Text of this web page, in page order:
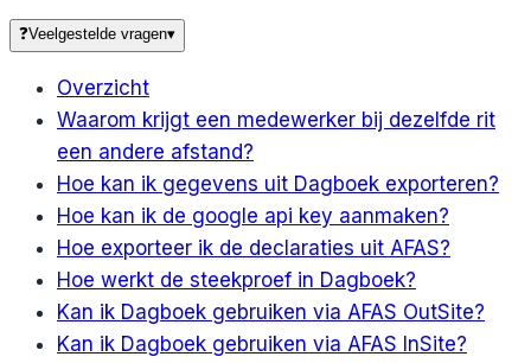
❓Veelgestelde vragen▾
Overzicht
Waarom krijgt een medewerker bij dezelfde rit
een andere afstand?
Hoe kan ik gegevens uit Dagboek exporteren?
Hoe kan ik de google api key aanmaken?
Hoe exporteer ik de declaraties uit AFAS?
Hoe werkt de steekproef in Dagboek?
Kan ik Dagboek gebruiken via AFAS OutSite?
Kan ik Dagboek gebruiken via AFAS InSite?